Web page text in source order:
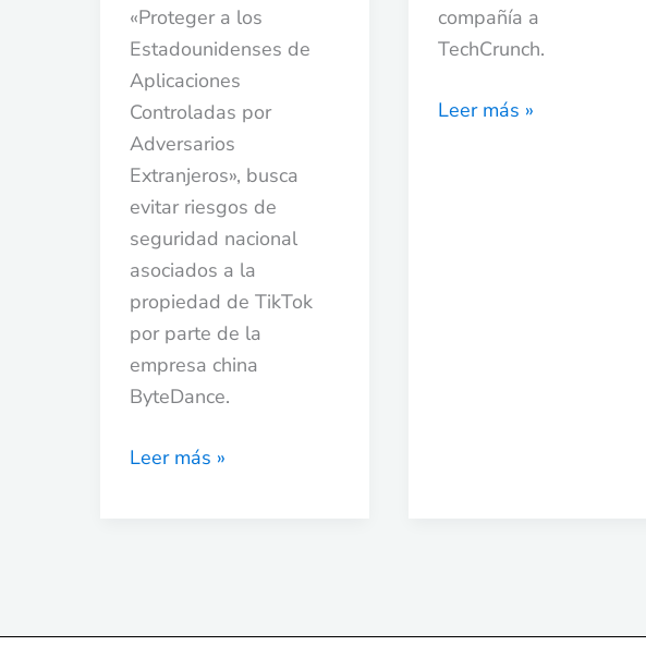
«Proteger a los
Estadounidenses de
Aplicaciones
Controladas por
Adversarios
Extranjeros», busca
evitar riesgos de
seguridad nacional
asociados a la
propiedad de TikTok
por parte de la
empresa china
ByteDance.
Leer más »
compañía a
TechCrunch.
Leer más »